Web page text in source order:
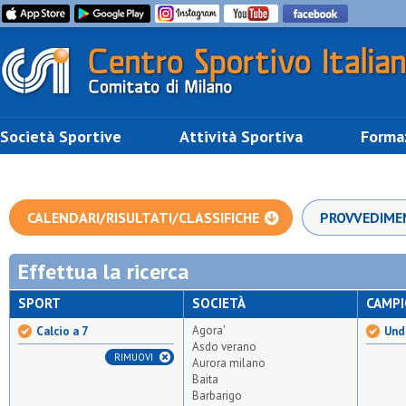
Società Sportive Attività Sportiva
CALENDARI/RISULTATI/CLASSIFICHE
Effettua la ricerca
SPORT
Calcio a 7
RIMUOVI
SOCIETÀ
Agora'
Asdo verano
Aurora milano
Baita
Barbarigo